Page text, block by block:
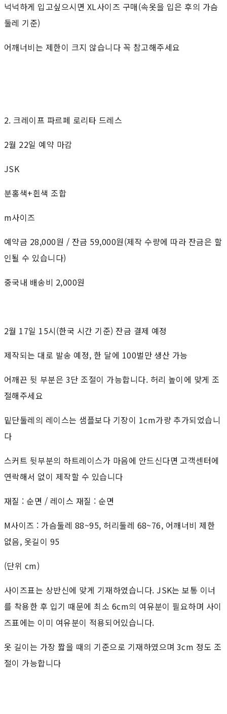
넉넉하게 입고싶으시면 XL사이즈 구매(속옷을 입은 후의 가슴
둘레 기준)
어깨너비는 제한이 크지 않습니다 꼭 참고해주세요
2. 크레이프 파르페 로리타 드레스
2월 22일 예약 마감
JSK
분홍색+흰색 조합
m사이즈
예약금 28,000원 / 잔금 59,000원(제작 수량에 따라 잔금은 할
인될 수 있습니다)
중국내 배송비 2,000원
2월 17일 15시(한국 시간 기준) 잔금 결제 예정
제작되는 대로 발송 예정, 한 달에 100벌만 생산 가능
어깨끈 뒷 부분은 3단 조절이 가능합니다. 허리 높이에 맞게 조
절해주세요
밑단둘레의 레이스는 샘플보다 기장이 1cm가량 추가되었습니
다
스커트 뒷부분의 하트레이스가 마음에 안드신다면 고객센터에
연락해서 없이 제작할 수 있습니다
재질 : 순면 / 레이스 재질 : 순면
M사이즈 : 가슴둘레 88~95, 허리둘레 68~76, 어깨너비 제한
없음, 옷길이 95
(단위 cm)
사이즈표는 상반신에 맞게 기재하였습니다. JSK는 보통 이너
를 착용한 후 입기 때문에 최소 6cm의 여유분이 필요하며 사이
즈표에는 이미 여유분이 적용되어있습니다.
옷 길이는 가장 짧을 때의 기준으로 기재하였으며 3cm 정도 조
절이 가능합니다